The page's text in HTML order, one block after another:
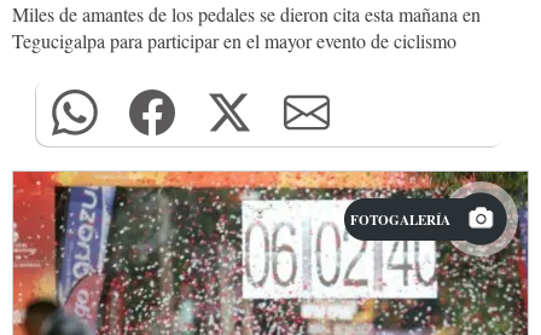
Miles de amantes de los pedales se dieron cita esta mañana en
Tegucigalpa para participar en el mayor evento de ciclismo
FOTOGALERÍA